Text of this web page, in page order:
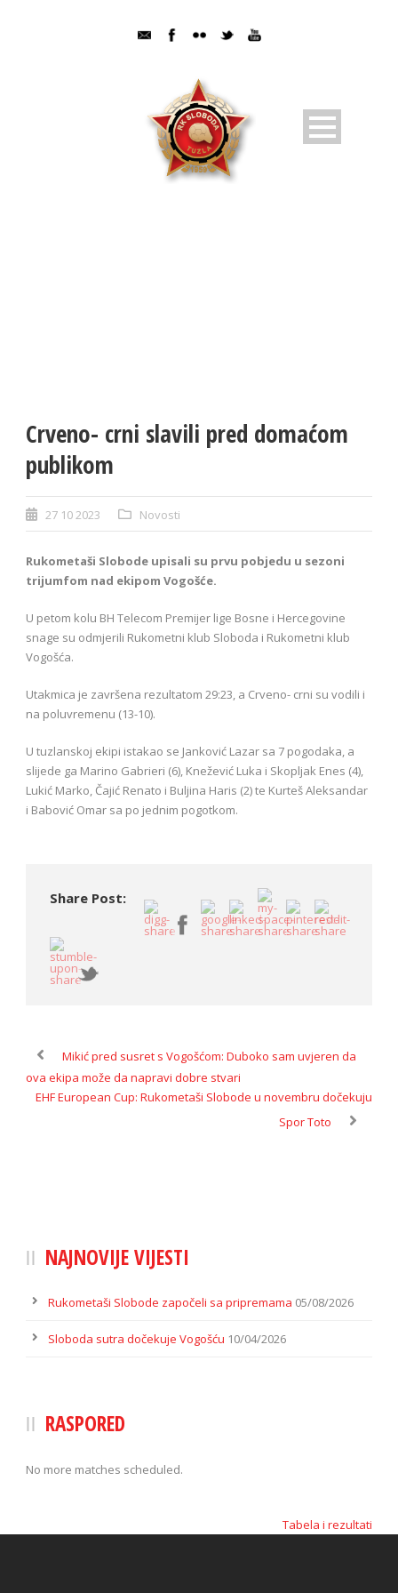
Crveno- crni slavili pred domaćom
publikom
27 10 2023 Novosti
Rukometaši Slobode upisali su prvu pobjedu u sezoni
trijumfom nad ekipom Vogošće.
U petom kolu BH Telecom Premijer lige Bosne i Hercegovine
snage su odmjerili Rukometni klub Sloboda i Rukometni klub
Vogošća.
Utakmica je završena rezultatom 29:23, a Crveno- crni su vodili i
na poluvremenu (13-10).
U tuzlanskoj ekipi istakao se Janković Lazar sa 7 pogodaka, a
slijede ga Marino Gabrieri (6), Knežević Luka i Skopljak Enes (4),
Lukić Marko, Čajić Renato i Buljina Haris (2) te Kurteš Aleksandar
i Babović Omar sa po jednim pogotkom.
Share Post:
Mikić pred susret s Vogošćom: Duboko sam uvjeren da
ova ekipa može da napravi dobre stvari
EHF European Cup: Rukometaši Slobode u novembru dočekuju
Spor Toto
NAJNOVIJE VIJESTI
Rukometaši Slobode započeli sa pripremama 05/08/2026
Sloboda sutra dočekuje Vogošću 10/04/2026
RASPORED
No more matches scheduled.
Tabela i rezultati